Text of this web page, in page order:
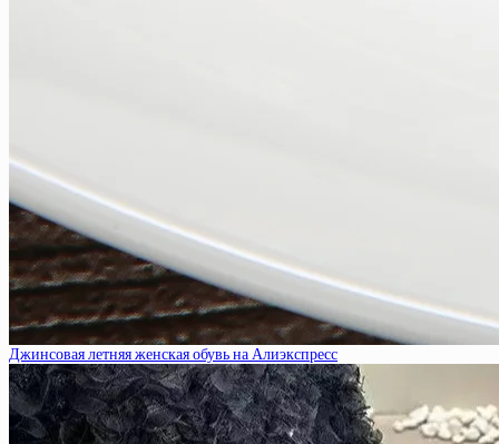
Джинсовая летняя женская обувь на Алиэкспресс